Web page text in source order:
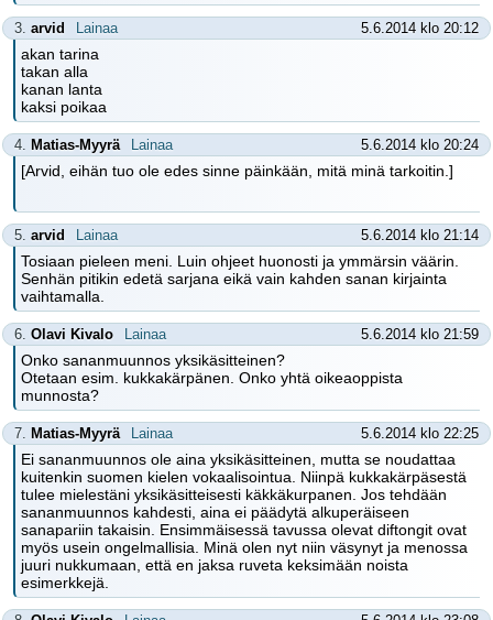
3. arvid Lainaa 5.6.2014 klo 20:12
akan tarina
takan alla
kanan lanta
kaksi poikaa
4. Matias-Myyrä Lainaa 5.6.2014 klo 20:24
[Arvid, eihän tuo ole edes sinne päinkään, mitä minä tarkoitin.]
5. arvid Lainaa 5.6.2014 klo 21:14
Tosiaan pieleen meni. Luin ohjeet huonosti ja ymmärsin väärin.
Senhän pitikin edetä sarjana eikä vain kahden sanan kirjainta
vaihtamalla.
6. Olavi Kivalo Lainaa 5.6.2014 klo 21:59
Onko sananmuunnos yksikäsitteinen?
Otetaan esim. kukkakärpänen. Onko yhtä oikeaoppista
munnosta?
7. Matias-Myyrä Lainaa 5.6.2014 klo 22:25
Ei sananmuunnos ole aina yksikäsitteinen, mutta se noudattaa
kuitenkin suomen kielen vokaalisointua. Niinpä kukkakärpäsestä
tulee mielestäni yksikäsitteisesti käkkäkurpanen. Jos tehdään
sananmuunnos kahdesti, aina ei päädytä alkuperäiseen
sanapariin takaisin. Ensimmäisessä tavussa olevat diftongit ovat
myös usein ongelmallisia. Minä olen nyt niin väsynyt ja menossa
juuri nukkumaan, että en jaksa ruveta keksimään noista
esimerkkejä.